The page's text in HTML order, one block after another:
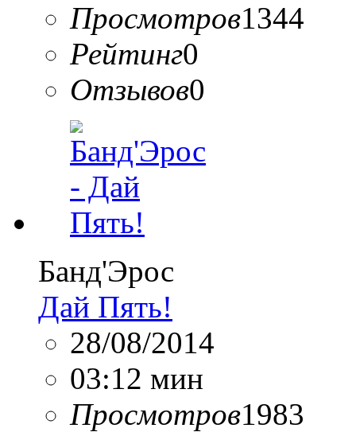
Просмотров1344
Рейтинг0
Отзывов0
Банд'Эрос
Дай Пять!
28/08/2014
03:12 мин
Просмотров1983